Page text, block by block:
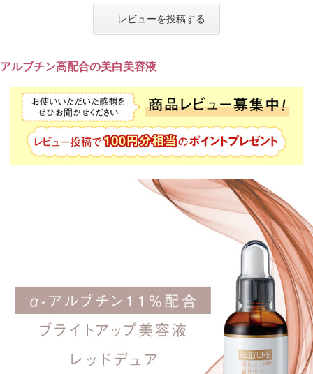
レビューを投稿する
アルブチン高配合の美白美容液